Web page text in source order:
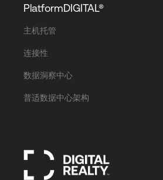
PlatformDIGITAL®
主机托管
连接性
数据洞察中心
普适数据中心架构